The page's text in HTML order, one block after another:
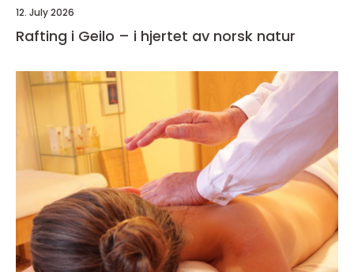
12. July 2026
Rafting i Geilo – i hjertet av norsk natur